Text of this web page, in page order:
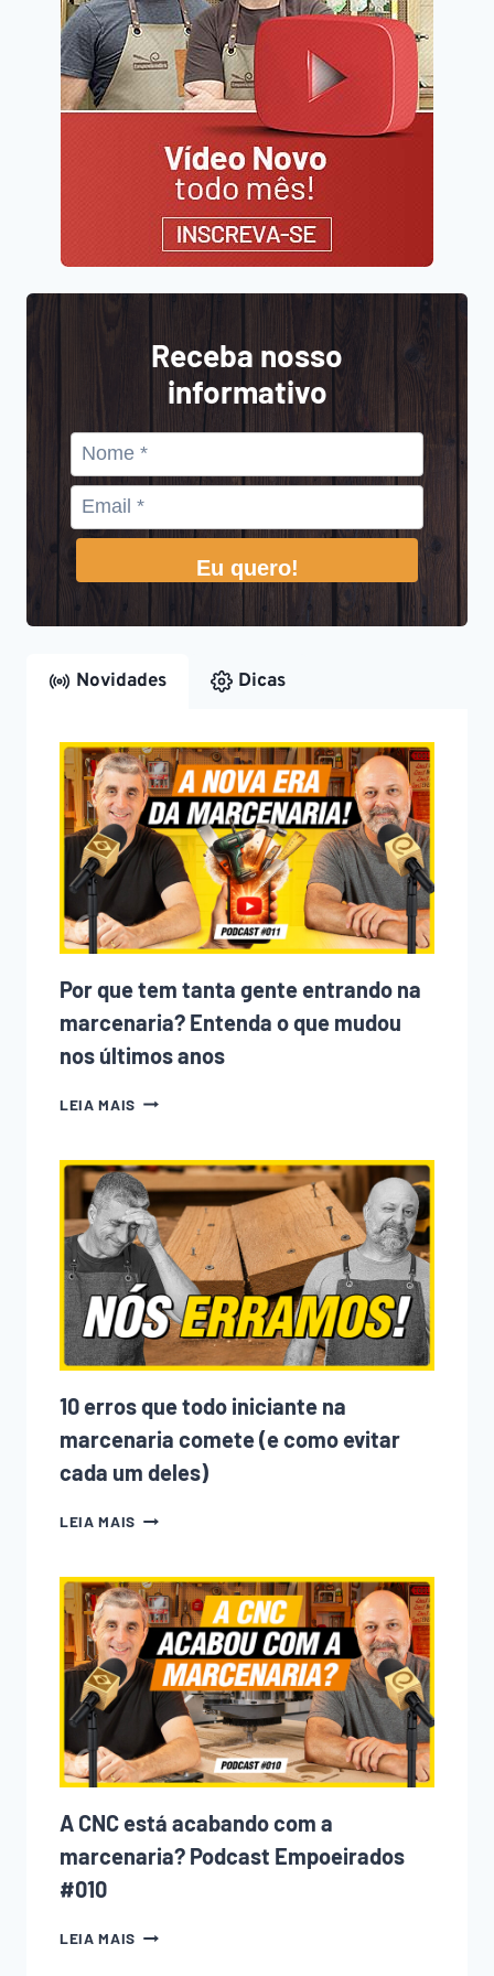
Receba nosso
informativo
Eu quero!
Novidades Dicas
Por que tem tanta gente entrando na
marcenaria? Entenda o que mudou
nos últimos anos
LEIA MAIS POR
TANTA
GENTE
ENTRANDO
NA
MARCENARIA?
ENTENDA
O
QUE
MUDOU
NOS
ÚLTIMOS
10 erros que todo iniciante na
marcenaria comete (e como evitar
cada um deles)
LEIA MAIS 10
TODO
INICIANTE
NA
MARCENARIA
COMETE
(E
COMO
EVITAR
CADA
UM
DELES)
A CNC está acabando com a
marcenaria? Podcast Empoeirados
#010
LEIA MAIS A